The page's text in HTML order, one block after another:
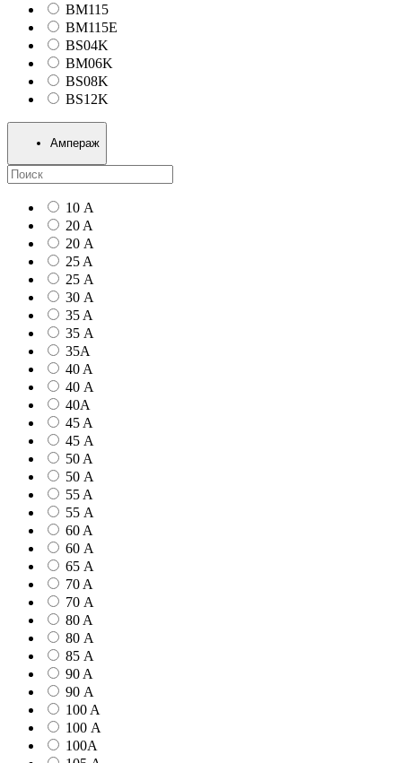
BM115
BM115E
BS04K
BM06K
BS08K
BS12K
Ампераж
10 А
20 A
20 А
25 A
25 А
30 А
35 A
35 А
35А
40 A
40 А
40А
45 A
45 А
50 A
50 А
55 A
55 А
60 A
60 А
65 А
70 A
70 А
80 A
80 А
85 А
90 A
90 А
100 A
100 А
100А